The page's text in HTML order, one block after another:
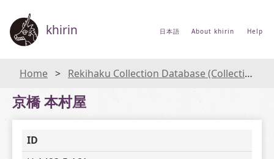
khirin 日本語 About khirin Help
Home Rekihaku Collection Database (Collections Database of the National Museum of Japanese History)
京橋 本村屋
ID